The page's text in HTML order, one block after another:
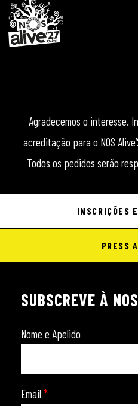
Agradecemos o interesse.
acreditação para o NOS
Todos os pedidos serão
INSCRIÇÕES
PRESS
SUBSCREVE À
Nome e Apelido
Email *